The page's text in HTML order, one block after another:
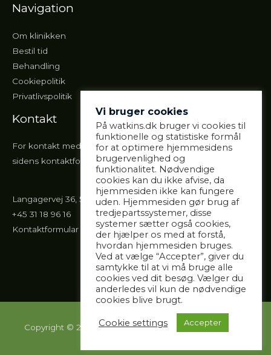
Navigation
Om klinikken
Bestil tid
Behandling
Cookiepolitik
Privatlivspolitik
Kontakt
For kontakt med klinikken, anbefales det, at du bruger
sidens kontaktformular eller ringer til mig.
Langagervej 36, 5220 Odense SØ
+45 31 18 96 16
Kontaktformular
Copyright © 2026 Balance og Velvære, CVR 42939722
Vi bruger cookies
På watkins.dk bruger vi cookies til
funktionelle og statistiske formål
for at optimere hjemmesidens
brugervenlighed og
funktionalitet. Nødvendige
cookies kan du ikke afvise, da
hjemmesiden ikke kan fungere
uden. Hjemmesiden gør brug af
tredjepartssystemer, disse
systemer sætter også cookies,
der hjælper os med at forstå,
hvordan hjemmesiden bruges.
Ved at vælge “Accepter”, giver du
samtykke til at vi må bruge alle
cookies ved dit besøg. Vælger du
anderledes vil kun de nødvendige
cookies blive brugt.
Cookie settings Accepter